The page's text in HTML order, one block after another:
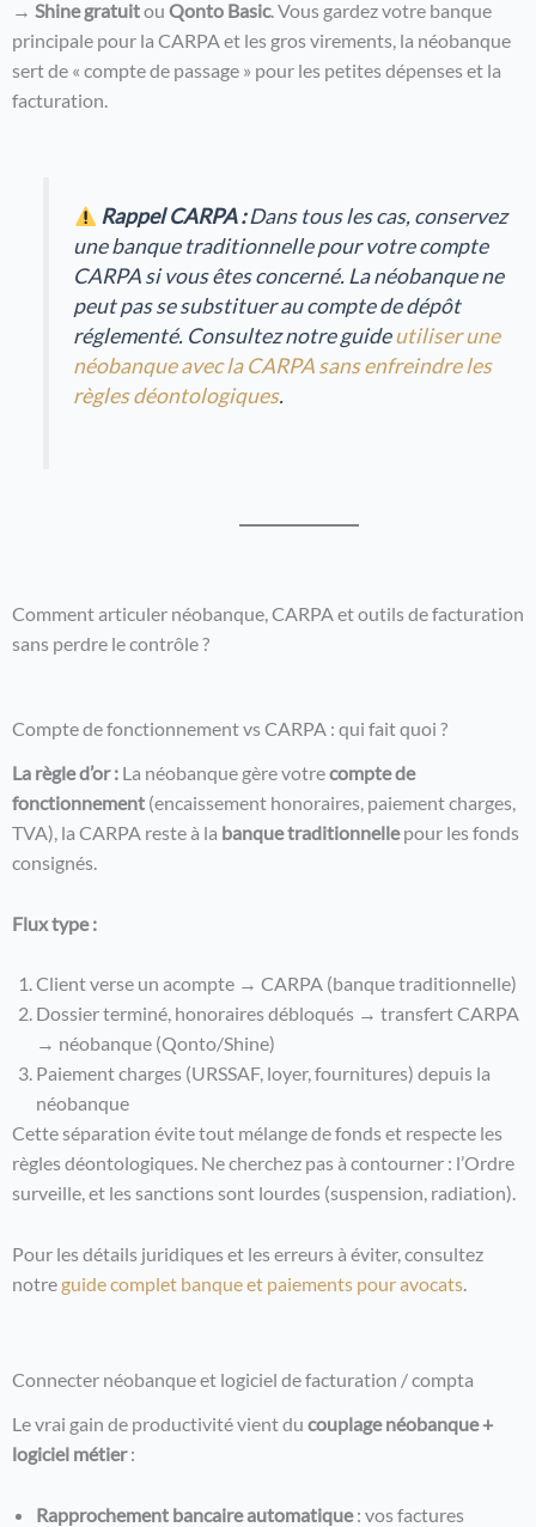
→ Shine gratuitou Qonto Basic. Vous gardez votre banque
principale pour la CARPA et les gros virements, la néobanque
sert de « compte de passage » pour les petites dépenses et la
facturation.
Rappel CARPA :Dans tous les cas, conservez
une banque traditionnelle pour votre compte
CARPA si vous êtes concerné. La néobanque ne
peut pas se substituer au compte de dépôt
réglementé. Consultez notre guideutiliser une
néobanque avec la CARPA sans enfreindre les
règles déontologiques.
Comment articuler néobanque, CARPA et outils de facturation
sans perdre le contrôle ?
Compte de fonctionnement vs CARPA : qui fait quoi ?
La règle d’or : La néobanque gère votrecompte de
fonctionnement (encaissement honoraires, paiement charges,
TVA), la CARPA reste à la banque traditionnellepour les fonds
consignés.
Flux type :
Client verse un acompte → CARPA (banque traditionnelle)
Dossier terminé, honoraires débloqués → transfert CARPA
→ néobanque (Qonto/Shine)
Paiement charges (URSSAF, loyer, fournitures) depuis la
néobanque
Cette séparation évite tout mélange de fonds et respecte les
règles déontologiques. Ne cherchez pas à contourner : l’Ordre
surveille, et les sanctions sont lourdes (suspension, radiation).
Pour les détails juridiques et les erreurs à éviter, consultez
notre guide complet banque et paiements pour avocats
Connecter néobanque et logiciel de facturation / compta
Le vrai gain de productivité vient du couplage néobanque +
logiciel métier:
Rapprochement bancaire automatique: vos factures